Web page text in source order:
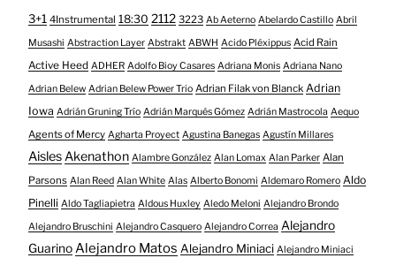
3+1 4Instrumental 18:30 2112 3223 Ab Aeterno Abelardo Castillo Abril
Musashi Abstraction Layer Abstrakt ABWH Acido Pléxippus Acid Rain
Active Heed ADHER Adolfo Bioy Casares Adriana Monis Adriana Nano
Adrian Belew Adrian Belew Power Trio Adrian Filak von Blanck Adrian
Iowa Adrián Gruning Trío Adrián Marqués Gómez Adrián Mastrocola Aequo
Agents of Mercy Agharta Proyect Agustina Banegas Agustín Millares
AislesAkenathon Alambre González Alan Lomax Alan Parker Alan
Parsons Alan Reed Alan White Alas Alberto Bonomi Aldemaro Romero Aldo
Pinelli Aldo Tagliapietra Aldous Huxley Aledo Meloni Alejandro Brondo
Alejandro Bruschini Alejandro Casquero Alejandro Correa Alejandro
GuarinoAlejandro Matos Alejandro Miniaci Alejandro Miniaci